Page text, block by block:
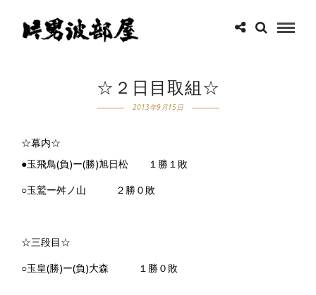
☆２日目取組☆
2013年9月15日
☆幕内☆
●玉飛鳥(負)ー(勝)旭日松 １勝１敗
○玉鷲ー舛ノ山 ２勝０敗
☆三段目☆
○玉皇(勝)ー(負)大森 １勝０敗